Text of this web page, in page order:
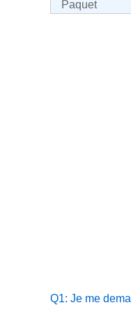
Paquet
Q1: Je me